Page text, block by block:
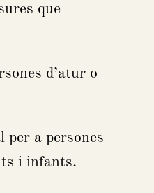
que
d’atur o
a persones
i infants.